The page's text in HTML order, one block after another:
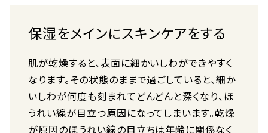
保湿をメインにスキンケアをする
肌が乾燥すると、表面に細かいしわができやすく
なります。その状態のままで過ごしていると、細か
いしわが何度も刻まれてどんどんと深くなり、ほ
うれい線が目立つ原因になってしまいます。乾燥
が原因のほうれい線の目立ちは年齢に関係なく